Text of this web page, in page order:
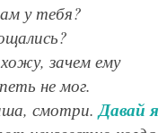
у тебя?
зачем ему
не мог.
смотри. Давай я